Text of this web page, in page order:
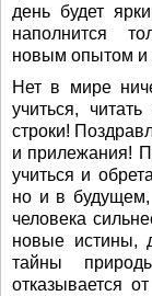
день будет
наполнится
новым опытом и
Нет в мире
учиться,
строки!
и прилежания!
учиться и
но и в будущем,
человека
новые истины,
тайны
отказывается